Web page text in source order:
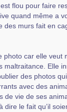
flou pour faire
quand même a
des murs fait en
photo car elle veut
maltraitance. Elle
des photos
avec des
de vie de ses
dire le fait qu’il